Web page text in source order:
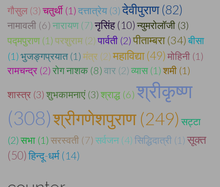
गौसुल (3) चतुर्थी (1) दत्तात्रेय (3) देवीपुराण (82)
नामावली (6) नारायण (7) नृसिंह (10) न्युमरोलॉजी (3)
पद्मपुराण (1) परशुराम (2) पार्वती (2) पीताम्बरा (34) बीसा
(1) भुजङ्गप्रयात (1) मंत्र (2) महाविद्या (49) मोहिनी (1)
रामचन्द्र (2) रोग नाशक (8) वार (2) व्यास (1) शमी (1)
शास्त्र (3) शुभकामनाएं (3) श्राद्ध (6) श्रीकृष्ण
(308)श्रीगणेशपुराण (249) सट्टा
(2) सभा (1) सरस्वती (7) सर्वजन (4) सिद्धिदात्री (1) सूक्त
(50) हिन्दू-धर्म (14)